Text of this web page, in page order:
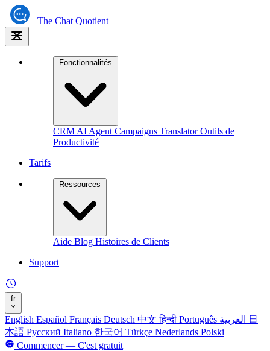
The Chat Quotient
Fonctionnalités
CRM AI Agent Campaigns TranslatorOutils de
Productivité
Tarifs
Ressources
Aide Blog Histoires de Clients
Support
fr
English Español Français Deutsch 中文हिन्दी Português
日
本語 Русский Italiano 한국어 Türkçe Nederlands Polski
Commencer — C'est gratuit